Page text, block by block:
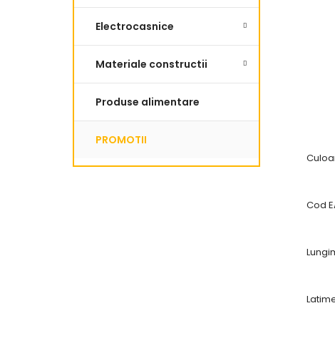
Electrocasnice
Materiale constructii
Produse alimentare
PROMOTII
Cod